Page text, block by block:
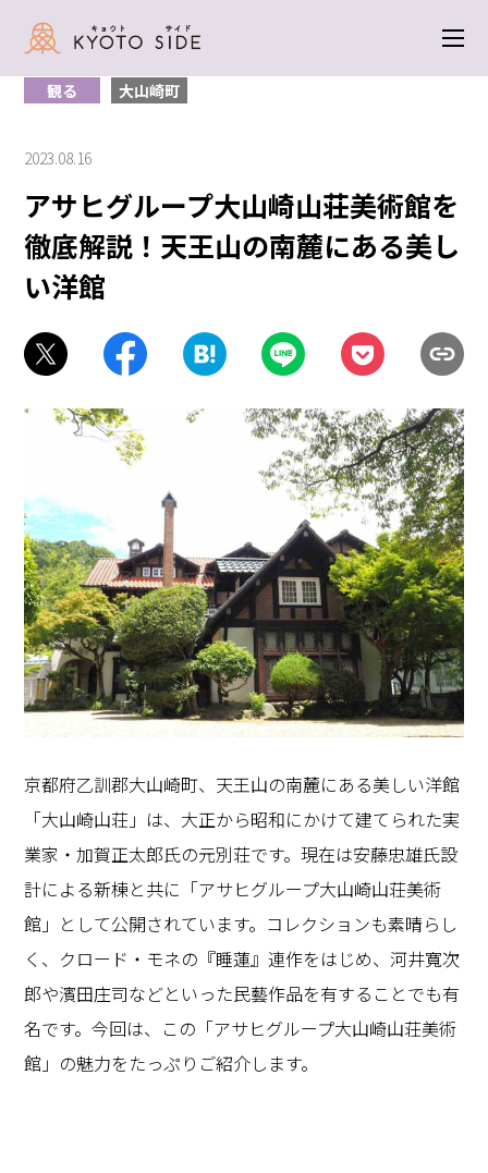
南麓にある美しい洋館
観る 大山崎町
2023.08.16
アサヒグループ大山崎山荘美術館を
徹底解説！天王山の南麓にある美し
い洋館
京都府乙訓郡大山崎町、天王山の南麓にある美しい洋館
「大山崎山荘」は、大正から昭和にかけて建てられた実
業家・加賀正太郎氏の元別荘です。現在は安藤忠雄氏設
計による新棟と共に「アサヒグループ大山崎山荘美術
館」として公開されています。コレクションも素晴らし
く、クロード・モネの『睡蓮』連作をはじめ、河井寬次
郎や濱田庄司などといった民藝作品を有することでも有
名です。今回は、この「アサヒグループ大山崎山荘美術
館」の魅力をたっぷりご紹介します。